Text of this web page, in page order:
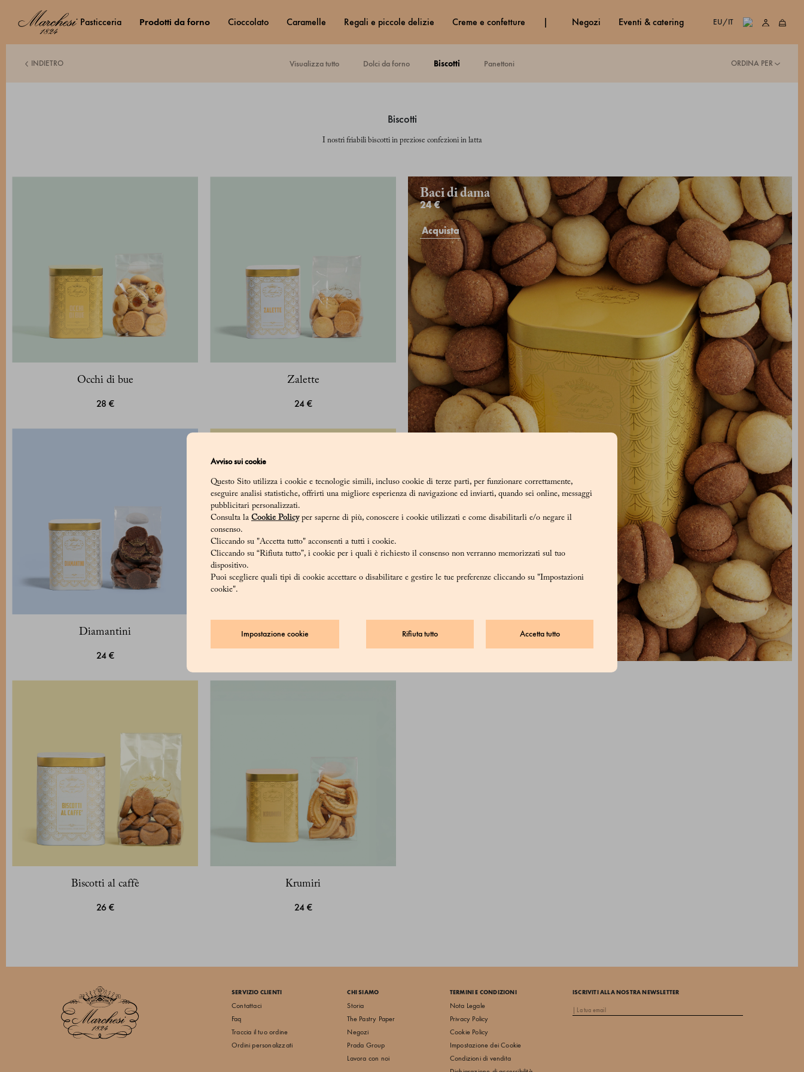
Avviso sui cookie
Questo Sito utilizza i cookie e tecnologie simili, incluso cookie di terze parti, per funzionare correttamente,
eseguire analisi statistiche, offrirti una migliore esperienza di navigazione ed inviarti, quando sei online, messaggi
pubblicitari personalizzati.
Consulta la Cookie Policyper saperne di più, conoscere i cookie utilizzati e come disabilitarli e/o negare il
consenso.
Cliccando su "Accetta tutto" acconsenti a tutti i cookie.
Cliccando su “Rifiuta tutto”, i cookie per i quali è richiesto il consenso non verranno memorizzati sul tuo
dispositivo.
Puoi scegliere quali tipi di cookie accettare o disabilitare e gestire le tue preferenze cliccando su "Impostazioni
cookie".
Accetta tutto
Rifiuta tutto
Impostazione cookie
pasticceria prodotti da forno cioccolato caramelle regali e piccole delizie creme e confetture negozi eventi & catering EU/IT
INDIETRO visualizza tutto dolci da forno biscotti panettoni ORDINA PER
biscotti
I nostri friabili biscotti in preziose confezioni in latta
Occhi di bue
28 €
Zalette
24 €
Baci di dama
24 €
Acquista
Diamantini
24 €
Scatola biscotti
Biscotti al caffè
26 €
Krumiri
24 €
ISCRIVITI ALLA NOSTRA NEWSLETTER
SERVIZIO CLIENTI
Contattaci
Faq
Traccia il tuo ordine
Ordini personalizzati
CHI SIAMO
Storia
The Pastry Paper
Negozi
Prada Group
Lavora con noi
TERMINI E CONDIZIONI
Nota Legale
Privacy Policy
Cookie Policy
Impostazione dei Cookie
Condizioni di vendita